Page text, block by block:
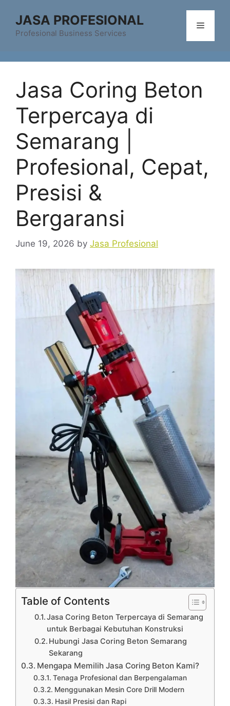
content
JASA PROFESIONAL
Profesional Business Services
Menu
Jasa Coring Beton
Terpercaya di
Semarang |
Profesional, Cepat,
Presisi &
Bergaransi
June 19, 2026 by Jasa Profesional
Table of Contents
Jasa Coring Beton Terpercaya di Semarang
untuk Berbagai Kebutuhan Konstruksi
Hubungi Jasa Coring Beton Semarang
Sekarang
Mengapa Memilih Jasa Coring Beton Kami?
Tenaga Profesional dan Berpengalaman
Menggunakan Mesin Core Drill Modern
Hasil Presisi dan Rapi